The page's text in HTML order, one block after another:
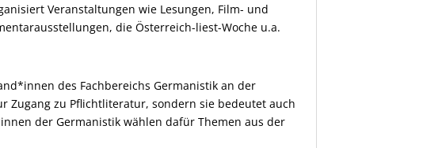
Veranstaltungen wie Lesungen, Film- und
die Österreich-liest-Woche u.a.
des Fachbereichs Germanistik an der
Zugang zu Pflichtliteratur, sondern sie bedeutet auch
der Germanistik wählen dafür Themen aus der